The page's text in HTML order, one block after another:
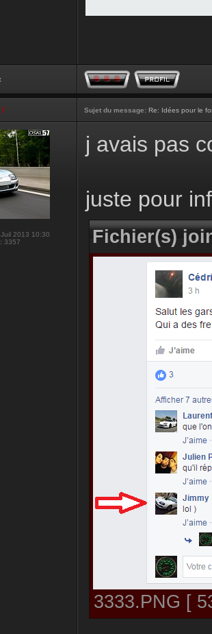
Sujet du message: Re: Idées pour le
2013 10:30
3357
j avais pas
juste pour
Fichier(s)
3333.PNG [